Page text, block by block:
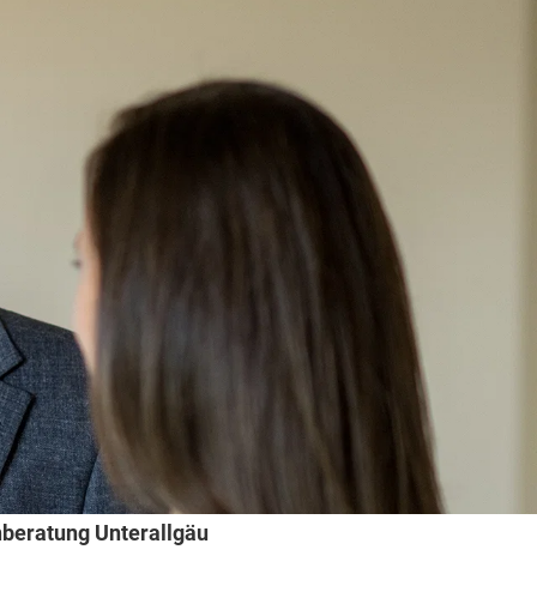
Unterallgäu